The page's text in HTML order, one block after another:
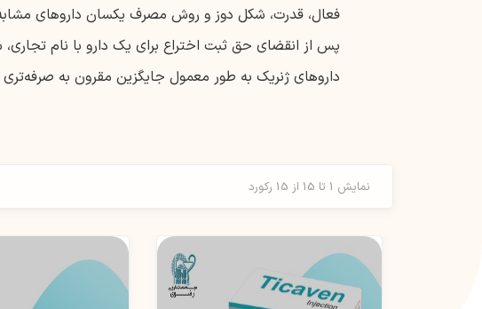
فعال، قدرت، شکل دوز و روش مصرف یکسان داروهای
پس از انقضای حق ثبت اختراع برای یک دارو با نام تجاری،
داروهای ژنریک به طور معمول جایگزین مقرون به
نمایش 1 تا 15 از 15 رکورد